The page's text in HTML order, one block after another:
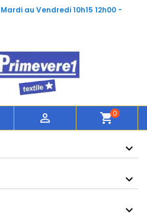
au Vendredi 10h15 12h00 -
 shopping_cart0